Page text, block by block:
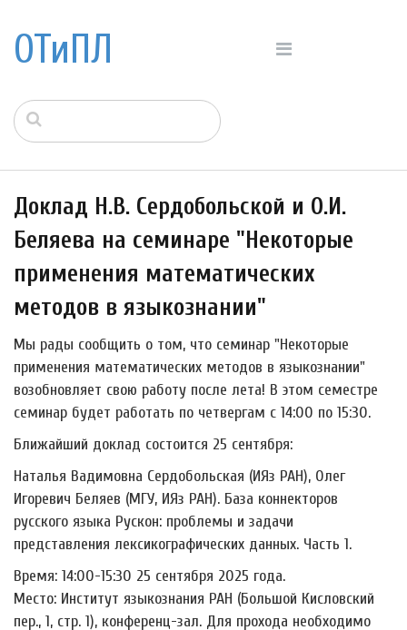
ОТиПЛ
Доклад Н.В. Сердобольской и О.И.
Беляева на семинаре "Некоторые
применения математических
методов в языкознании"
Мы рады сообщить о том, что семинар "Некоторые
применения математических методов в языкознании"
возобновляет свою работу после лета! В этом семестре
семинар будет работать по четвергам с 14:00 по 15:30.
Ближайший доклад состоится 25 сентября:
Наталья Вадимовна Сердобольская (ИЯз РАН), Олег
Игоревич Беляев (МГУ, ИЯз РАН). База коннекторов
русского языка Рускон: проблемы и задачи
представления лексикографических данных. Часть 1.
Время: 14:00-15:30 25 сентября 2025 года.
Место: Институт языкознания РАН (Большой Кисловский
пер., 1, стр. 1), конференц-зал. Для прохода необходимо